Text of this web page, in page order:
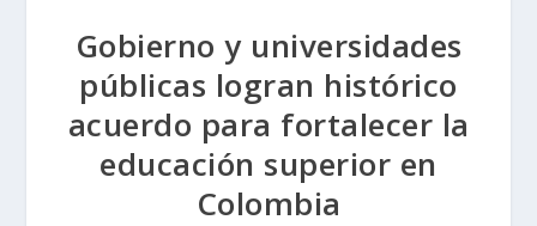
Gobierno y universidades
públicas logran histórico
acuerdo para fortalecer la
educación superior en
Colombia